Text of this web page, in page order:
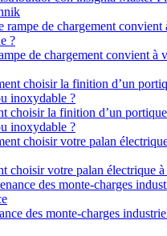
de chargement convient à
choisir la finition d’un
inoxydable ?
choisir votre palan électrique à
des monte-charges